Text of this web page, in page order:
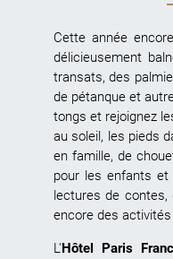
Cette année
délicieusement
transats, des
de pétanque et
tongs et rejoignez
au soleil, les pieds
en famille, de
pour les enfants et
lectures de contes,
encore des
L' Hôtel Paris